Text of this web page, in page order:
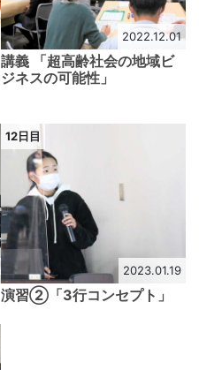
2022.12.01
講義 「超高齢社会の地域ビ
ジネスの可能性」
12日目
2023.01.19
演習②「3行コンセプト」